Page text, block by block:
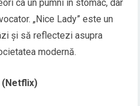
ca un pumni în stomac, dar
„Nice Lady” este un
și să reflectezi asupra
modernă.
(Netflix)